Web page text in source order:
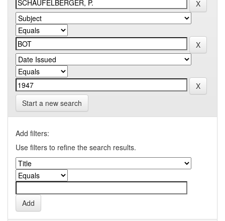
Start a new search
Add filters:
Use filters to refine the search results.